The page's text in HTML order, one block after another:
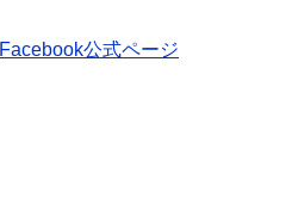
Facebook公式ページ